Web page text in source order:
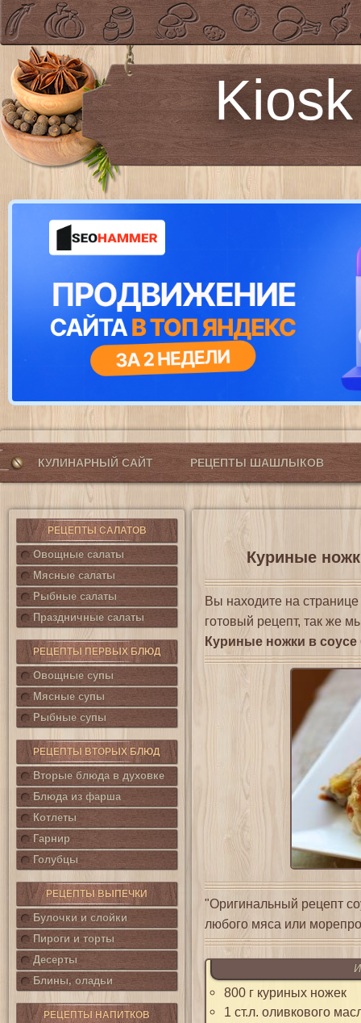
КУЛИНАРНЫЙ САЙТ РЕЦЕПТЫ ШАШЛЫКОВ
РЕЦЕПТЫ САЛАТОВ
Овощные салаты
Мясные салаты
Рыбные салаты
Праздничные салаты
РЕЦЕПТЫ ПЕРВЫХ БЛЮД
Овощные супы
Мясные супы
Рыбные супы
РЕЦЕПТЫ ВТОРЫХ БЛЮД
Вторые блюда в духовке
Блюда из фарша
Котлеты
Гарнир
Голубцы
РЕЦЕПТЫ ВЫПЕЧКИ
Булочки и слойки
Пироги и торты
Десерты
Блины, оладьи
РЕЦЕПТЫ НАПИТКОВ
Куриные
Вы находите на странице
готовый рецепт, так же
Куриные ножки в
"Оригинальный рецепт
любого мяса или
800 г куриных ножек
1 ст.л. оливкового